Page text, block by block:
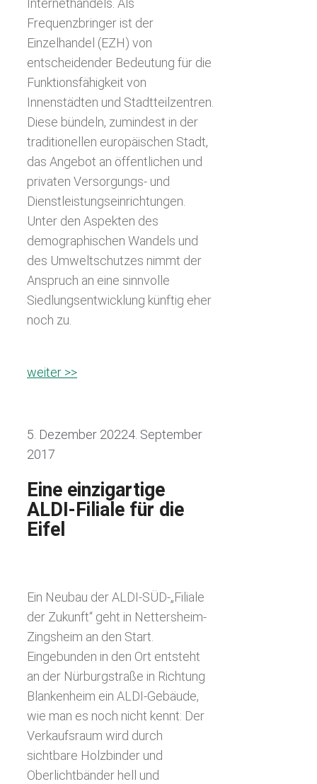
Frequenzbringer ist der
Einzelhandel (EZH) von
entscheidender Bedeutung für die
Funktionsfähigkeit von
Innenstädten und Stadtteilzentren.
Diese bündeln, zumindest in der
traditionellen europäischen Stadt,
das Angebot an öffentlichen und
privaten Versorgungs- und
Dienstleistungseinrichtungen.
Unter den Aspekten des
demographischen Wandels und
des Umweltschutzes nimmt der
Anspruch an eine sinnvolle
Siedlungsentwicklung künftig eher
noch zu.
weiter >>
5. Dezember 20224. September
2017
Eine einzigartige
ALDI-Filiale für die
Eifel
Ein Neubau der ALDI-SÜD-„Filiale
der Zukunft“ geht in Nettersheim-
Zingsheim an den Start.
Eingebunden in den Ort entsteht
an der Nürburgstraße in Richtung
Blankenheim ein ALDI-Gebäude,
wie man es noch nicht kennt: Der
Verkaufsraum wird durch
sichtbare Holzbinder und
Oberlichtbänder hell und